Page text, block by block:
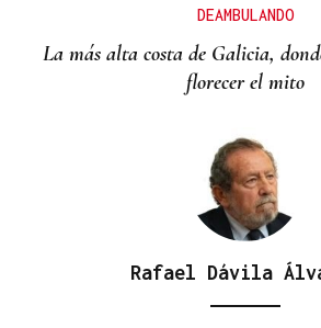
DEAMBULANDO
La más alta costa de Galicia,
florecer el mito
Rafael Dávila